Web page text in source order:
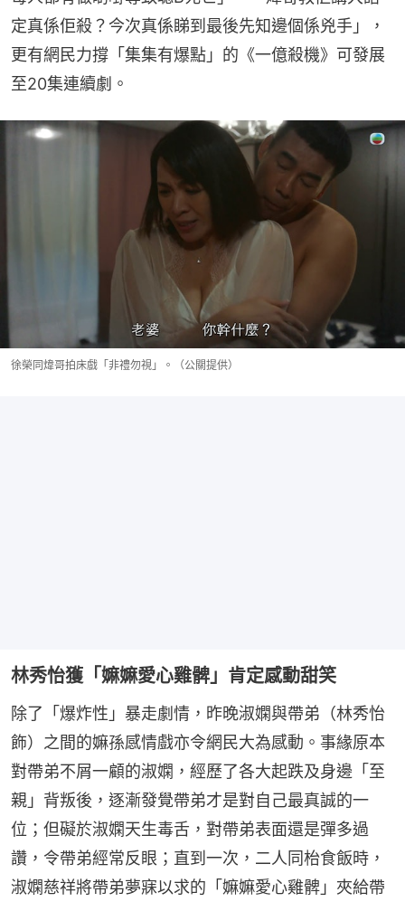
定真係佢殺？今次真係睇到最後先知邊個係兇手」，
更有網民力撐「集集有爆點」的《一億殺機》可發展
至20集連續劇。
徐榮同煒哥拍床戲「非禮勿視」。（公關提供）
林秀怡獲「嫲嫲愛心雞髀」肯定感動甜笑
除了「爆炸性」暴走劇情，昨晚淑嫻與帶弟（林秀怡
飾）之間的嫲孫感情戲亦令網民大為感動。事緣原本
對帶弟不屑一顧的淑嫻，經歷了各大起跌及身邊「至
親」背叛後，逐漸發覺帶弟才是對自己最真誠的一
位；但礙於淑嫻天生毒舌，對帶弟表面還是彈多過
讚，令帶弟經常反眼；直到一次，二人同枱食飯時，
淑嫻慈祥將帶弟夢寐以求的「嫲嫲愛心雞髀」夾給帶